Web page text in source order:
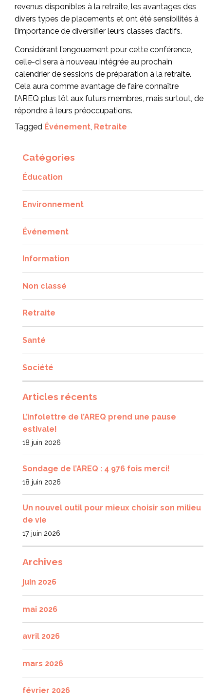
revenus disponibles à la retraite, les avantages des
divers types de placements et ont été sensibilités à
l’importance de diversifier leurs classes d’actifs.
Considérant l’engouement pour cette conférence,
celle-ci sera à nouveau intégrée au prochain
calendrier de sessions de préparation à la retraite.
Cela aura comme avantage de faire connaître
l’AREQ plus tôt aux futurs membres, mais surtout, de
répondre à leurs préoccupations.
Tagged Événement Retraite
Catégories
Éducation
Environnement
Événement
Information
Non classé
Retraite
Santé
Société
Articles récents
L’infolettre de l’AREQ prend une pause
estivale!
18 juin 2026
Sondage de l’AREQ : 4 976 fois merci!
18 juin 2026
Un nouvel outil pour mieux choisir son milieu
de vie
17 juin 2026
Archives
juin 2026
mai 2026
avril 2026
mars 2026
février 2026